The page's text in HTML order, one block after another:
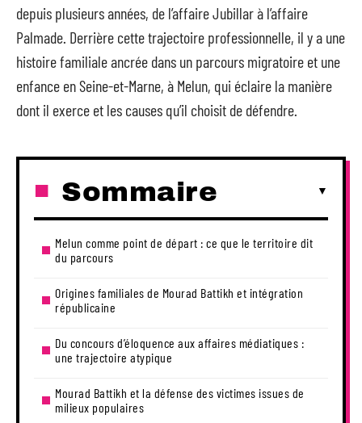
depuis plusieurs années, de l’affaire Jubillar à l’affaire
Palmade. Derrière cette trajectoire professionnelle, il y a une
histoire familiale ancrée dans un parcours migratoire et une
enfance en Seine-et-Marne, à Melun, qui éclaire la manière
dont il exerce et les causes qu’il choisit de défendre.
Sommaire
Melun comme point de départ : ce que le territoire dit
du parcours
Origines familiales de Mourad Battikh et intégration
républicaine
Du concours d’éloquence aux affaires médiatiques :
une trajectoire atypique
Mourad Battikh et la défense des victimes issues de
milieux populaires